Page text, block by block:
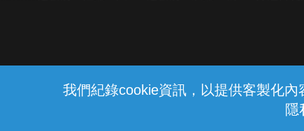
我們紀錄cookie資訊，以提供客製化
隱